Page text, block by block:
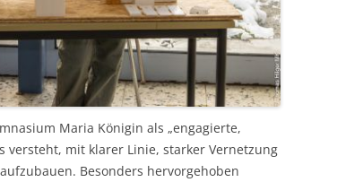
Maria Königin als „engagierte,
versteht, mit klarer Linie, starker Vernetzung
Besonders hervorgehoben